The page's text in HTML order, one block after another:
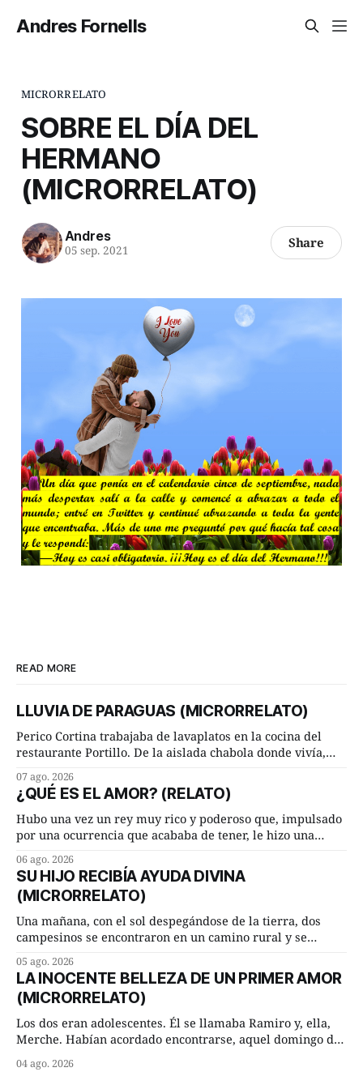
Andres Fornells
MICRORRELATO
SOBRE EL DÍA DEL
HERMANO
(MICRORRELATO)
Andres
05 sep. 2021 Share
READ MORE
LLUVIA DE PARAGUAS (MICRORRELATO)
Perico Cortina trabajaba de lavaplatos en la cocina del
restaurante Portillo. De la aislada chabola donde vivía,
cuarto de hora andando a buen paso. Cierta noche,
terminada su jornada laboral caminaba él hacía su mísera
morada cundo comenzó a llover
07 ago. 2026
¿QUÉ ES EL AMOR? (RELATO)
Hubo una vez un rey muy rico y poderoso que, impulsado
por una ocurrencia que acababa de tener, le hizo una
Dime, hombre sabio, ¿qué es el amor según tú? Su
consejero, que era muy prudente y astuto le respondió de
inmediato:
06 ago. 2026
SU HIJO RECIBÍA AYUDA DIVINA
(MICRORRELATO)
Una mañana, con el sol despegándose de la tierra, dos
campesinos se encontraron en un camino rural y se
remolachas, Manuel? —quiso saber uno. —Eso acabo de
hacer, Paco. ¿Cómo va ese maíz tuyo? --se interesó el otro.
—De momento mejor
05 ago. 2026
LA INOCENTE BELLEZA DE UN PRIMER AMOR
(MICRORRELATO)
Los dos eran adolescentes. Él se llamaba Ramiro y, ella,
Merche. Habían acordado encontrarse, aquel domingo de
lugar del río que debía este nombre a la pronunciada
04 ago. 2026